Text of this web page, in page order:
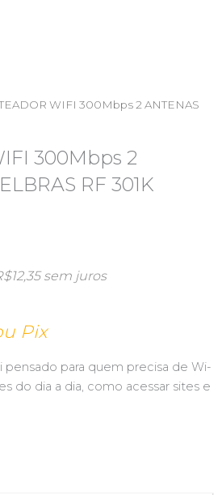
WIFI 300Mbps 2 ANTENAS
300Mbps 2
RF 301K
12,35sem juros
Pix
pensado para quem precisa de Wi-
do dia a dia, como acessar sites e